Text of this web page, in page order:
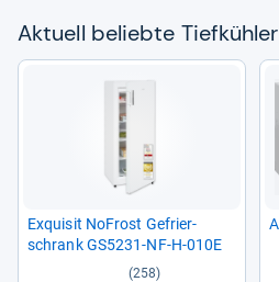
Aktu­ell beliebte Tief­küh­ler
Exqui­sit NoFrost Gefrier­
schrank GS5231-​NF-​H-​010E
(258)